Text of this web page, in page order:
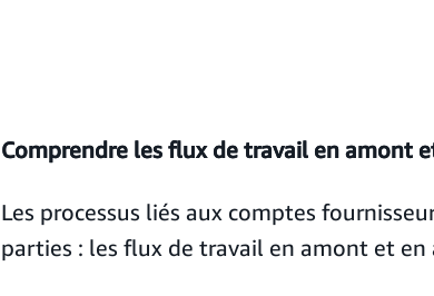
Comprendre les flux de travail en amont
Les processus liés aux comptes
parties : les flux de travail en amont et en